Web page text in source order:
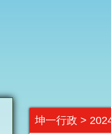
坤一行政 >